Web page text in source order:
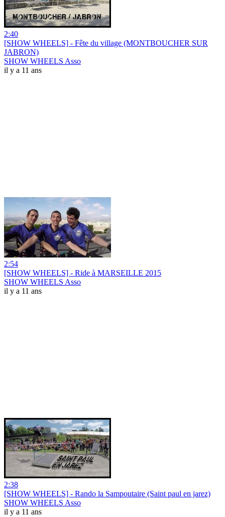
2:40
[SHOW WHEELS] - Fête du village (MONTBOUCHER SUR
JABRON)
SHOW WHEELS Asso
il y a 11 ans
2:54
[SHOW WHEELS] - Ride à MARSEILLE 2015
SHOW WHEELS Asso
il y a 11 ans
2:38
[SHOW WHEELS] - Rando la Sampoutaire (Saint paul en jarez)
SHOW WHEELS Asso
il y a 11 ans